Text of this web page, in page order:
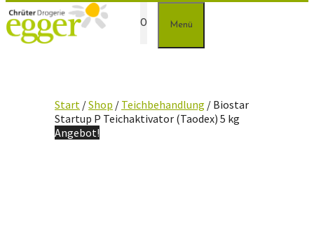
0 Menü
Start /Shop / Teichbehandlung / Biostar
Startup P Teichaktivator (Taodex) 5 kg
Angebot!